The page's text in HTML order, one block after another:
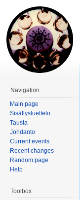
Navigation
Main page
Sisällysluettelo
Tausta
Johdanto
Current events
Recent changes
Random page
Help
Toolbox